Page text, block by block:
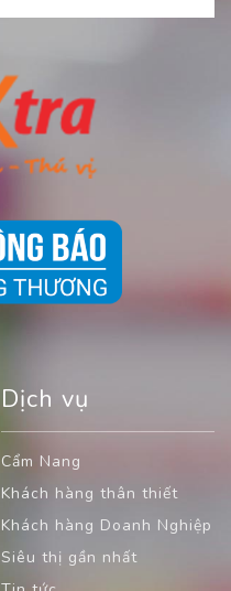
Dịch vụ
Cẩm Nang
Khách hàng thân thiết
Khách hàng Doanh Nghiệp
Siêu thị gần nhất